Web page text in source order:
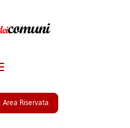
Area Riservata